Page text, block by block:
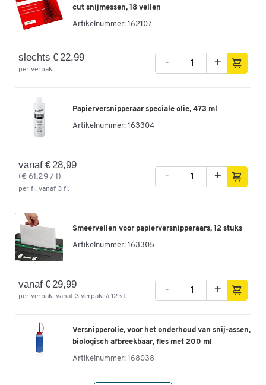
Afmetingen
cut snijmessen, 18 vellen
Artikelnummer: 162107
slechts € 22,99
per verpak.
- +
Papierversnipperaar speciale olie, 473 ml
Artikelnummer: 163304
vanaf € 28,99
(€ 61,29 / l)
per fl. vanaf 3 fl.
- +
Smeervellen voor papierversnipperaars, 12 stuks
Artikelnummer: 163305
vanaf € 29,99
per verpak. vanaf 3 verpak. à 12 st.
- +
Versnipperolie, voor het onderhoud van snij-assen,
biologisch afbreekbaar, fles met 200 ml
Artikelnummer: 168038